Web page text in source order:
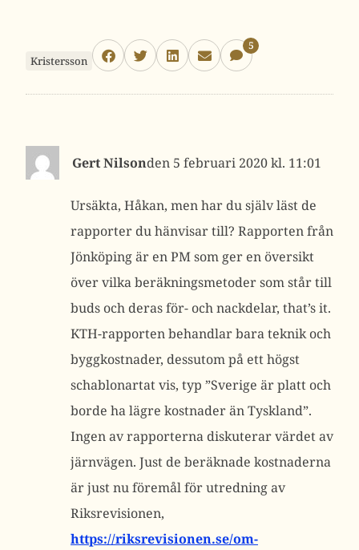
Kristersson
5
Gert Nilson 5 februari 2020 kl. 11:01
Ursäkta, Håkan, men har du själv läst de
rapporter du hänvisar till? Rapporten från
Jönköping är en PM som ger en översikt
över vilka beräkningsmetoder som står till
buds och deras för- och nackdelar, that’s it.
KTH-rapporten behandlar bara teknik och
byggkostnader, dessutom på ett högst
schablonartat vis, typ ”Sverige är platt och
borde ha lägre kostnader än Tyskland”.
Ingen av rapporterna diskuterar värdet av
järnvägen. Just de beräknade kostnaderna
är just nu föremål för utredning av
Riksrevisionen,
https://riksrevisionen.se/om-